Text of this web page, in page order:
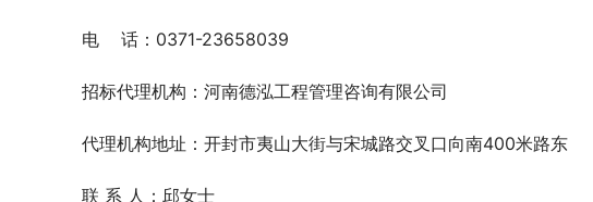
电    话：0371-23658039
招标代理机构：河南德泓工程管理咨询有限公司
代理机构地址：开封市夷山大街与宋城路交叉口向南400米路东
联 系 人：邱女士